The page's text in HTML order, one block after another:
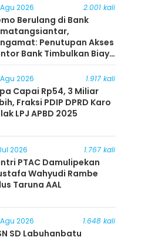
2026 2.001 kali
Berulang di Bank
Penutupan Akses
Bank Timbulkan Biaya
bagi Masyarakat
2026 1.917 kali
Capai Rp54, 3 Miliar
Fraksi PDIP DPRD Karo
LPJ APBD 2025
2026 1.767 kali
PTAC Damulipekan
Wahyudi Rambe
Taruna AAL
2026 1.648 kali
SD Labuhanbatu